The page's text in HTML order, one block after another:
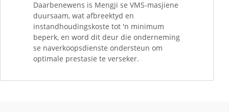
Daarbenewens is Mengji se VMS-masjiene
duursaam, wat afbreektyd en
instandhoudingskoste tot 'n minimum
beperk, en word dit deur die onderneming
se naverkoopsdienste ondersteun om
optimale prestasie te verseker.